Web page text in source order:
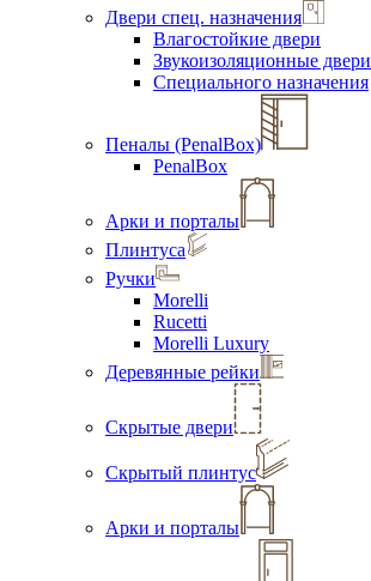
Двери спец. назначения
Влагостойкие двери
Звукоизоляционные двери
Специального назначения
Пеналы (PenalBox)
PenalBox
Арки и порталы
Плинтуса
Ручки
Morelli
Rucetti
Morelli Luxury
Деревянные рейки
Скрытые двери
Скрытый плинтус
Арки и порталы